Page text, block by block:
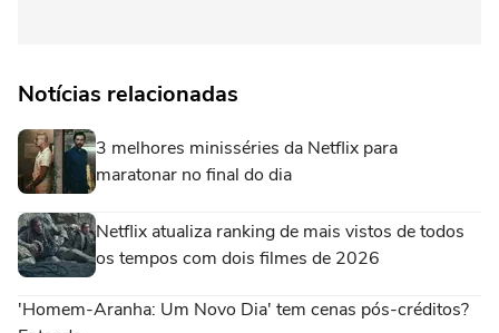
Notícias relacionadas
3 melhores minisséries da Netflix para
maratonar no final do dia
Netflix atualiza ranking de mais vistos de todos
os tempos com dois filmes de 2026
'Homem-Aranha: Um Novo Dia' tem cenas pós-créditos?